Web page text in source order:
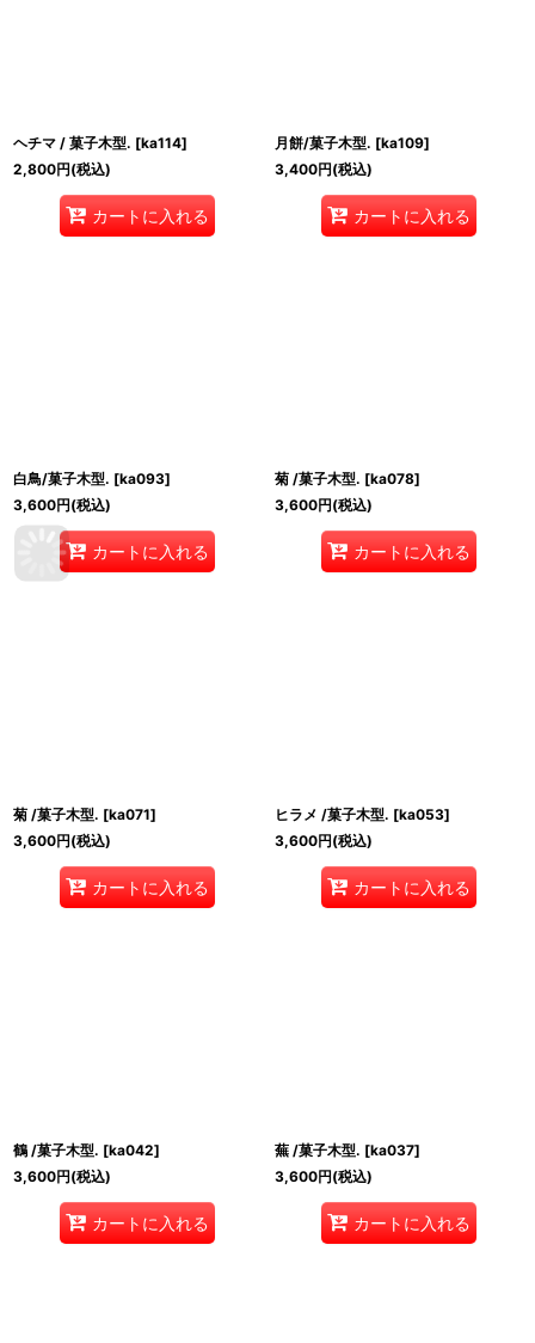
ヘチマ / 菓子木型. [ka114]
2,800円(税込)
カートに入れる
月餅/菓子木型. [ka109]
3,400円(税込)
カートに入れる
白鳥/菓子木型. [ka093]
3,600円(税込)
カートに入れる
菊 /菓子木型. [ka078]
3,600円(税込)
カートに入れる
菊 /菓子木型. [ka071]
3,600円(税込)
カートに入れる
ヒラメ /菓子木型. [ka053]
3,600円(税込)
カートに入れる
鶴 /菓子木型. [ka042]
3,600円(税込)
カートに入れる
蕪 /菓子木型. [ka037]
3,600円(税込)
カートに入れる